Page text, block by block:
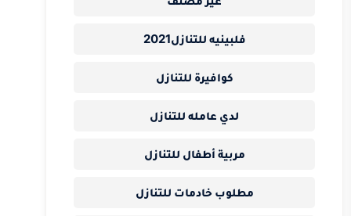
فلبينيه للتنازل2021
كوافيرة للتنازل
لدي عامله للتنازل
مربية أطفال للتنازل
مطلوب خادمات للتنازل